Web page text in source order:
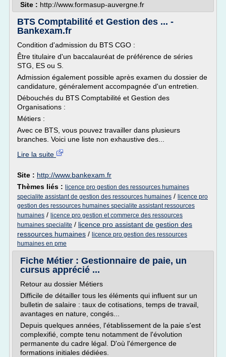
Site : http://www.formasup-auvergne.fr
BTS Comptabilité et Gestion des ... -
Bankexam.fr
Condition d'admission du BTS CGO :
Être titulaire d'un baccalauréat de préférence de séries
STG, ES ou S.
Admission également possible après examen du dossier de
candidature, généralement accompagnée d'un entretien.
Débouchés du BTS Comptabilité et Gestion des
Organisations :
Métiers :
Avec ce BTS, vous pouvez travailler dans plusieurs
branches. Voici une liste non exhaustive des...
Lire la suite
Site : http://www.bankexam.fr
Thèmes liés : licence pro gestion des ressources humaines
specialite assistant de gestion des ressources humaines / licence pro
gestion des ressources humaines specialite assistant ressources
humaines / licence pro gestion et commerce des ressources
humaines specialite / licence pro assistant de gestion des
ressources humaines / licence pro gestion des ressources
humaines en pme
Fiche Métier : Gestionnaire de paie, un
cursus apprécié ...
Retour au dossier Métiers
Difficile de détailler tous les éléments qui influent sur un
bulletin de salaire : taux de cotisations, temps de travail,
avantages en nature, congés...
Depuis quelques années, l'établissement de la paie s'est
complexifié, compte tenu notamment de l'évolution
permanente du cadre légal. D'où l'émergence de
formations initiales dédiées.